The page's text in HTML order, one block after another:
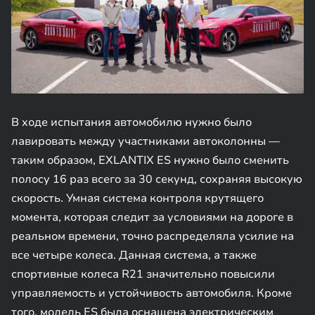
В ходе испытания автомобилю нужно было
лавировать между участниками автоколонны —
таким образом, EXLANTIX ES нужно было сменить
полосу 16 раз всего за 30 секунд, сохраняя высокую
скорость. Умная система контроля крутящего
момента, которая следит за условиями на дороге в
реальном времени, точно распределяла усилие на
все четыре колеса. Данная система, а также
спортивные колеса R21 значительно повысили
управляемость и устойчивость автомобиля. Кроме